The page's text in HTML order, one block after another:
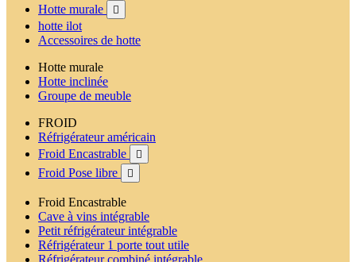
Hotte murale

hotte ilot
Accessoires de hotte
Hotte murale
Hotte inclinée
Groupe de meuble
FROID
Réfrigérateur américain
Froid Encastrable

Froid Pose libre 
Froid Encastrable
Cave à vins intégrable
Petit réfrigérateur intégrable
Réfrigérateur 1 porte tout utile
Réfrigérateur combiné intégrable